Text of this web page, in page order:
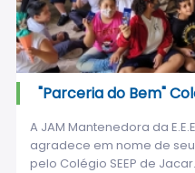
"Parceria do Bem"
A JAM Mantenedora da
agradece em nome de
pelo Colégio SEEP de